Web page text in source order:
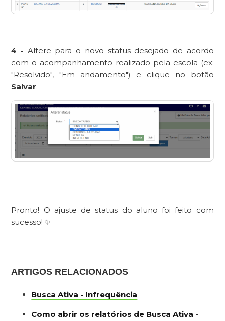
4 - Altere para o novo status desejado de acordo
com o acompanhamento realizado pela escola (ex:
"Resolvido", "Em andamento") e clique no botão
Salvar.
Pronto! O ajuste de status do aluno foi feito com
sucesso! ✨
ARTIGOS RELACIONADOS
Busca Ativa - Infrequência
Como abrir os relatórios de Busca Ativa -